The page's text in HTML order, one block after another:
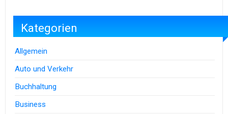
Kategorien
Allgemein
Auto und Verkehr
Buchhaltung
Business